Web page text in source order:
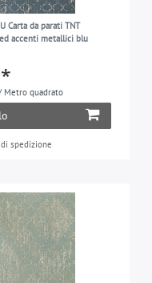
Carta da parati TNT
accenti metallici blu
Metro quadrato
spedizione